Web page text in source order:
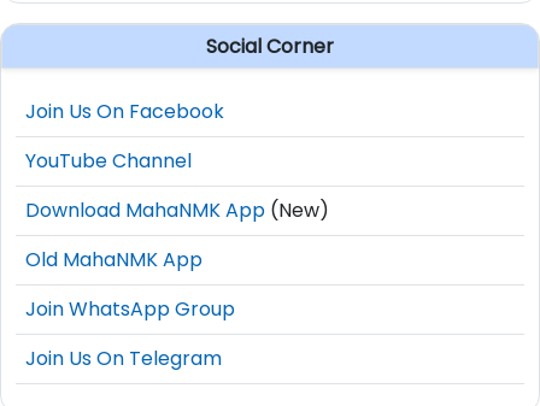
Social Corner
Join Us On Facebook
YouTube Channel
Download MahaNMK App (New)
Old MahaNMK App
Join WhatsApp Group
Join Us On Telegram